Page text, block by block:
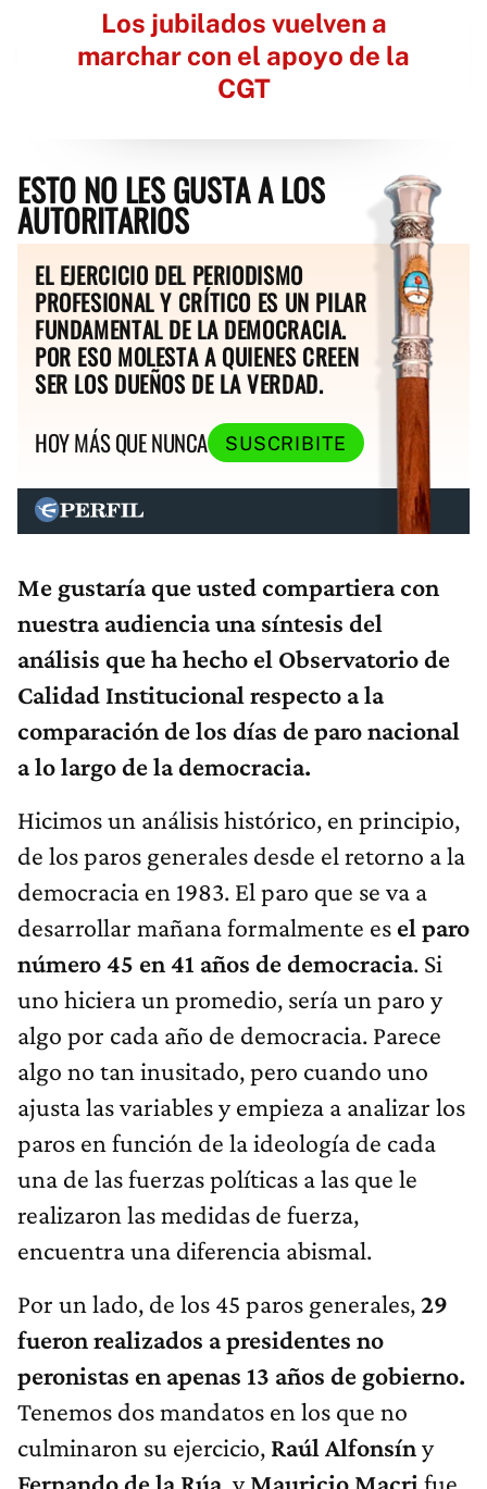
Los jubilados vuelven a
marchar con el apoyo de la
CGT
ESTO NO LES GUSTA A LOS
AUTORITARIOS
EL EJERCICIO DEL PERIODISMO
PROFESIONAL Y CRÍTICO ES UN PILAR
FUNDAMENTAL DE LA DEMOCRACIA.
POR ESO MOLESTA A QUIENES CREEN
SER LOS DUEÑOS DE LA VERDAD.
HOY MÁS QUE NUNCA
SUSCRIBITE
Me gustaría que usted compartiera con
nuestra audiencia una síntesis del
análisis que ha hecho el Observatorio de
Calidad Institucional respecto a la
comparación de los días de paro nacional
a lo largo de la democracia.
Hicimos un análisis histórico, en principio,
de los paros generales desde el retorno a la
democracia en 1983. El paro que se va a
desarrollar mañana formalmente es el paro
número 45 en 41 años de democracia. Si
uno hiciera un promedio, sería un paro y
algo por cada año de democracia. Parece
algo no tan inusitado, pero cuando uno
ajusta las variables y empieza a analizar los
paros en función de la ideología de cada
una de las fuerzas políticas a las que le
realizaron las medidas de fuerza,
encuentra una diferencia abismal.
Por un lado, de los 45 paros generales,29
fueron realizados a presidentes no
peronistas en apenas 13 años de gobierno.
Tenemos dos mandatos en los que no
culminaron su ejercicio, Raúl Alfonsíny
Fernando de la Rúa , yMauricio Macri fue